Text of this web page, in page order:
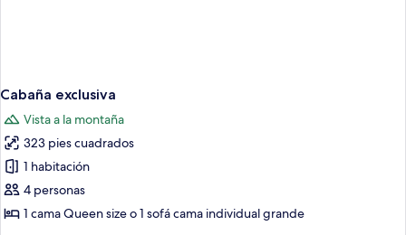
Cabaña exclusiva
Vista a la montaña
323 pies cuadrados
1 habitación
4 personas
1 cama Queen size o 1 sofá cama individual grande